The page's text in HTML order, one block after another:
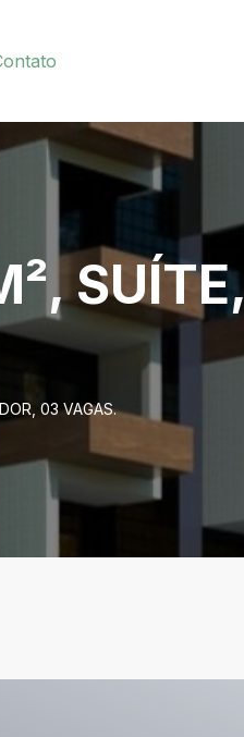
SUÍTE,
03 VAGAS.